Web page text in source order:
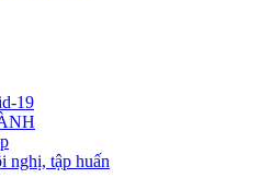
19
nghị, tập huấn